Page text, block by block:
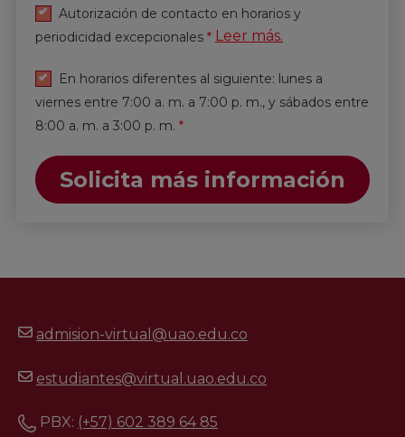
Autorización de contacto en horarios y
periodicidad excepcionales * Leer más.
En horarios diferentes al siguiente: lunes a
viernes entre 7:00 a. m. a 7:00 p. m., y sábados entre
8:00 a. m. a 3:00 p. m. *
Solicita más información
admision-virtual@uao.edu.co
estudiantes@virtual.uao.edu.co
PBX: (+57) 602 389 64 85